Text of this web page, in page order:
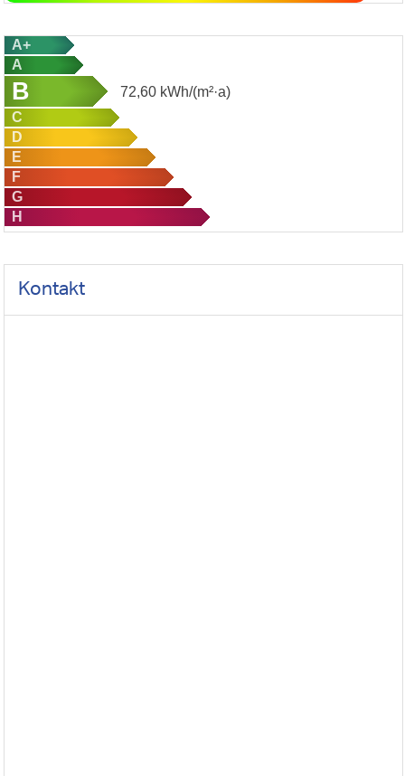
A+
A
B 72,60 kWh/(m²·a)
C
D
E
F
G
H
Kontakt